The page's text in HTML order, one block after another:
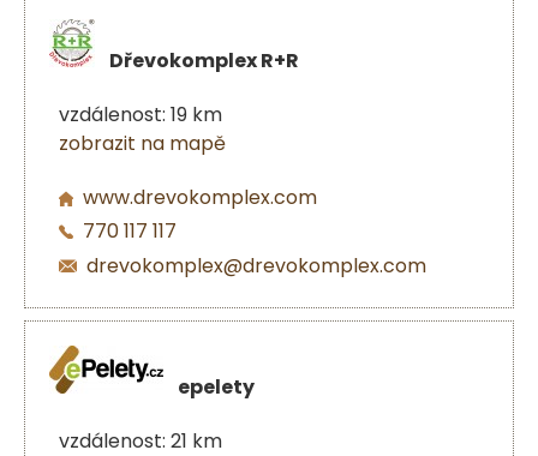
Dřevokomplex R+R
vzdálenost: 19 km
zobrazit na mapě
www.drevokomplex.com
770 117 117
drevokomplex@drevokomplex.com
epelety
vzdálenost: 21 km